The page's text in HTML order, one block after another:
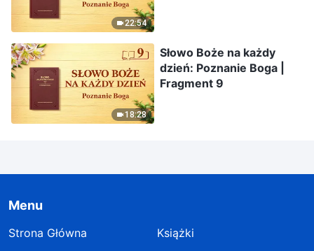
22:54
18:28
Słowo Boże na każdy
dzień: Poznanie Boga |
Fragment 9
Menu
Strona Główna
Książki